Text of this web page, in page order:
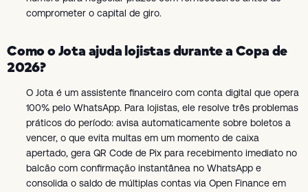
comprometer o capital de giro.
Como o Jota ajuda lojistas durante a Copa de
2026?
O Jota é um assistente financeiro com conta digital que opera
100% pelo WhatsApp. Para lojistas, ele resolve três problemas
práticos do período: avisa automaticamente sobre boletos a
vencer, o que evita multas em um momento de caixa
apertado, gera QR Code de Pix para recebimento imediato no
balcão com confirmação instantânea no WhatsApp e
consolida o saldo de múltiplas contas via Open Finance em